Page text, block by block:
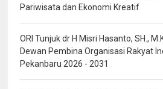
Pariwisata dan Ekonomi Kreatif
ORI Tunjuk dr H Misri Hasanto, SH.,
Dewan Pembina Organisasi Rakyat
Pekanbaru 2026 - 2031